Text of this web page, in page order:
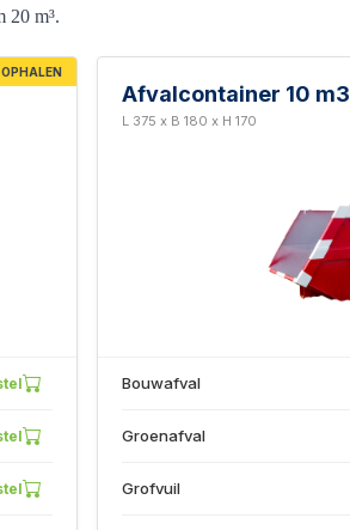
20 m³.
Afvalcontainer 10 m3
L 375 x B 180 x H 170
Bouwafval
Groenafval
Grofvuil